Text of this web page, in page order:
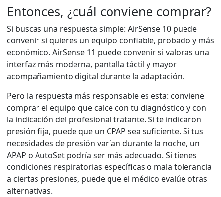
Entonces, ¿cuál conviene comprar?
Si buscas una respuesta simple: AirSense 10 puede
convenir si quieres un equipo confiable, probado y más
económico. AirSense 11 puede convenir si valoras una
interfaz más moderna, pantalla táctil y mayor
acompañamiento digital durante la adaptación.
Pero la respuesta más responsable es esta: conviene
comprar el equipo que calce con tu diagnóstico y con
la indicación del profesional tratante. Si te indicaron
presión fija, puede que un CPAP sea suficiente. Si tus
necesidades de presión varían durante la noche, un
APAP o AutoSet podría ser más adecuado. Si tienes
condiciones respiratorias específicas o mala tolerancia
a ciertas presiones, puede que el médico evalúe otras
alternativas.